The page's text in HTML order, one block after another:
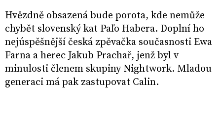
Hvězdně obsazená bude porota, kde nemůže
chybět slovenský kat Paľo Habera. Doplní ho
nejúspěšnější česká zpěvačka současnosti Ewa
Farna a herec Jakub Prachař, jenž byl v
minulosti členem skupiny Nightwork. Mladou
generaci má pak zastupovat Calin.